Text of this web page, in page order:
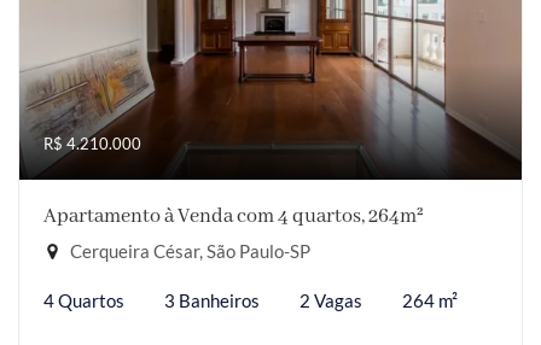
R$ 4.210.000
Apartamento à Venda com 4 quartos, 264m²
Cerqueira César, São Paulo-SP
4 Quartos 3 Banheiros 2 Vagas 264 m²